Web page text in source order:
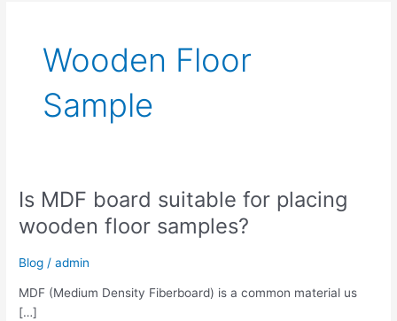
Wooden Floor
Sample
Is MDF board suitable for placing
wooden floor samples?
Blog /admin
MDF (Medium Density Fiberboard) is a common material us
[…]
Is
board
placing
wooden